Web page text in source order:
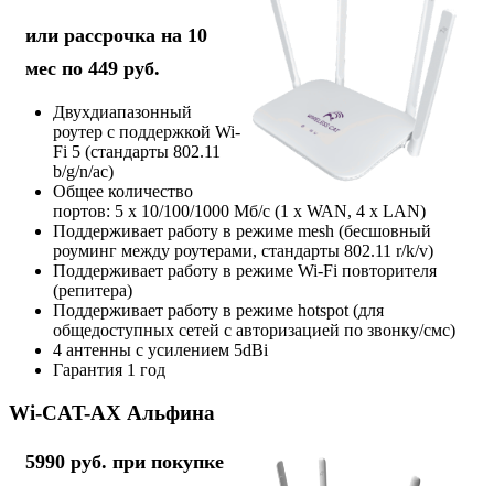
или рассрочка на 10
мес по 449 руб.
Двухдиапазонный
роутер с поддержкой Wi-
Fi 5 (стандарты 802.11
b/g/n/ac)
Общее количество
портов: 5 х 10/100/1000 Мб/с (1 x WAN, 4 x LAN)
Поддерживает работу в режиме mesh (бесшовный
роуминг между роутерами, стандарты 802.11 r/k/v)
Поддерживает работу в режиме Wi-Fi повторителя
(репитера)
Поддерживает работу в режиме hotspot (для
общедоступных сетей с авторизацией по звонку/смс)
4 антенны с усилением 5dBi
Гарантия 1 год
Wi-CAT-AX Альфина
5990 руб. при покупке